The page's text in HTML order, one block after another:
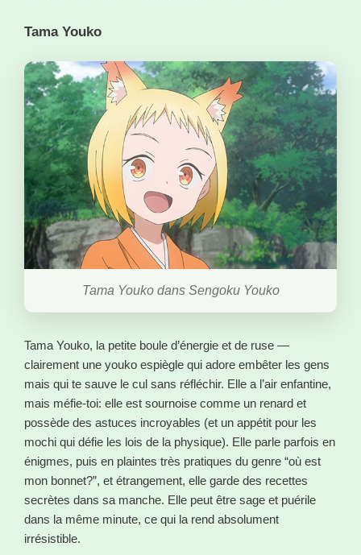
Tama Youko
Tama Youko dans Sengoku Youko
Tama Youko, la petite boule d’énergie et de ruse —
clairement une youko espiègle qui adore embêter les gens
mais qui te sauve le cul sans réfléchir. Elle a l’air enfantine,
mais méfie-toi: elle est sournoise comme un renard et
possède des astuces incroyables (et un appétit pour les
mochi qui défie les lois de la physique). Elle parle parfois en
énigmes, puis en plaintes très pratiques du genre “où est
mon bonnet?”, et étrangement, elle garde des recettes
secrètes dans sa manche. Elle peut être sage et puérile
dans la même minute, ce qui la rend absolument
irrésistible.